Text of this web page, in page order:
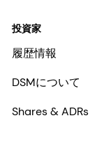
投資家
履歴情報
DSMについて
Shares & ADRs